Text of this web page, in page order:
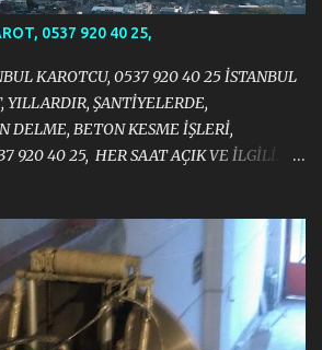
0537 920 40 25,
KAROTCU, 0537 920 40 25 İSTANBUL
ŞANTİYELERDE,
DELME, BETON KESME İŞLERİ,
920 40 25, HER SAAT AÇIK VE İLGİLİ.